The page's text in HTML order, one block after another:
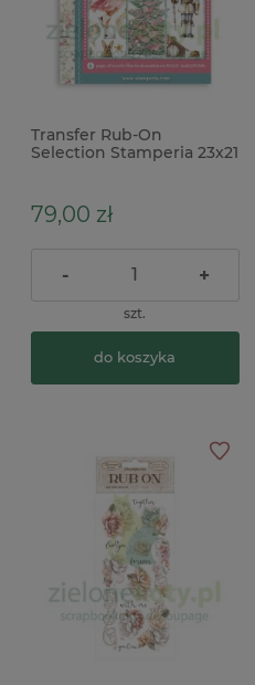
Transfer Rub-On
Selection Stamperia 23x21
79,00 zł
- +
szt.
do koszyka